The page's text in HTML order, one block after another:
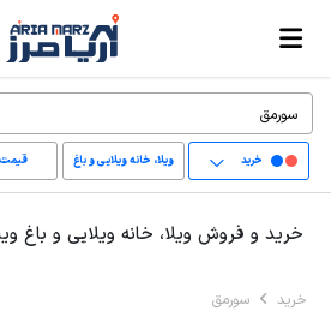
خرید ویلا، خانه ویلایی و باغ
ویلا
قیمت
خرید و فروش ویلا، خانه ویلایی و باغ
خرید سورمق